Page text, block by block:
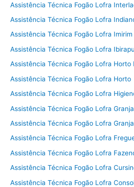
Assistência Técnica Fogão Lofra
Assistência Técnica Fogão Lofra
Assistência Técnica Fogão Lofra Imirim
Assistência Técnica Fogão Lofra
Assistência Técnica Fogão Lofra Horto
Assistência Técnica Fogão Lofra Horto
Assistência Técnica Fogão Lofra
Assistência Técnica Fogão Lofra
Assistência Técnica Fogão Lofra
Assistência Técnica Fogão Lofra
Assistência Técnica Fogão Lofra
Assistência Técnica Fogão Lofra
Assistência Técnica Fogão Lofra